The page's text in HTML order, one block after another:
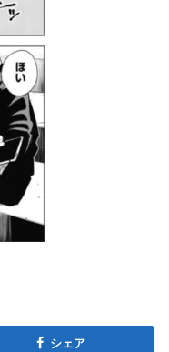
シェア